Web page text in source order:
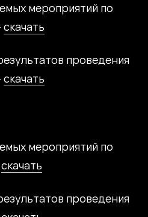
мероприятий по
скачать
проведения
скачать
мероприятий по
скачать
проведения